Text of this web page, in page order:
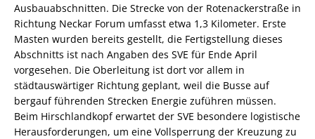
Ausbauabschnitten. Die Strecke von der Rotenackerstraße in
Richtung Neckar Forum umfasst etwa 1,3 Kilometer. Erste
Masten wurden bereits gestellt, die Fertigstellung dieses
Abschnitts ist nach Angaben des SVE für Ende April
vorgesehen. Die Oberleitung ist dort vor allem in
städtauswärtiger Richtung geplant, weil die Busse auf
bergauf führenden Strecken Energie zuführen müssen.
Beim Hirschlandkopf erwartet der SVE besondere logistische
Herausforderungen, um eine Vollsperrung der Kreuzung zu